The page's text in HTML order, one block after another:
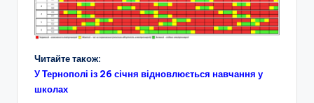
Читайте також:
У Тернополі із 26 січня відновлюється навчання у
школах